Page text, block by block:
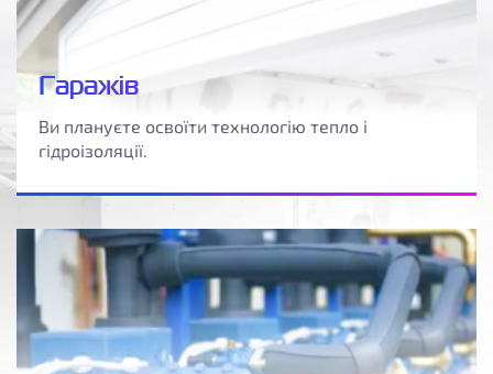
Гаражів
Ви плануєте освоїти технологію тепло і
гідроізоляції.